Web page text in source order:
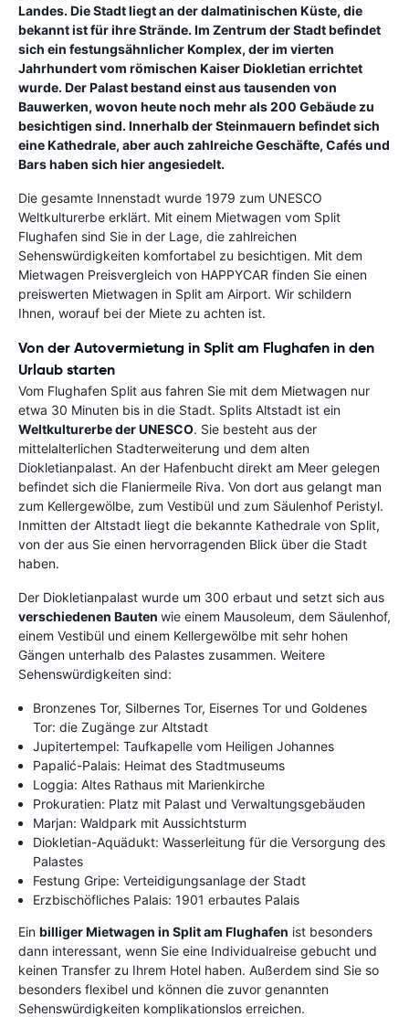
Landes. Die Stadt liegt an der dalmatinischen Küste, die
bekannt ist für ihre Strände. Im Zentrum der Stadt befindet
sich ein festungsähnlicher Komplex, der im vierten
Jahrhundert vom römischen Kaiser Diokletian errichtet
wurde. Der Palast bestand einst aus tausenden von
Bauwerken, wovon heute noch mehr als 200 Gebäude zu
besichtigen sind. Innerhalb der Steinmauern befindet sich
eine Kathedrale, aber auch zahlreiche Geschäfte, Cafés und
Bars haben sich hier angesiedelt.
Die gesamte Innenstadt wurde 1979 zum UNESCO
Weltkulturerbe erklärt. Mit einem Mietwagen vom Split
Flughafen sind Sie in der Lage, die zahlreichen
Sehenswürdigkeiten komfortabel zu besichtigen. Mit dem
Mietwagen Preisvergleich von HAPPYCAR finden Sie einen
preiswerten Mietwagen in Split am Airport. Wir schildern
Ihnen, worauf bei der Miete zu achten ist.
Von der Autovermietung in Split am Flughafen in den
Urlaub starten
Vom Flughafen Split aus fahren Sie mit dem Mietwagen nur
etwa 30 Minuten bis in die Stadt. Splits Altstadt ist ein
Weltkulturerbe der UNESCO. Sie besteht aus der
mittelalterlichen Stadterweiterung und dem alten
Diokletianpalast. An der Hafenbucht direkt am Meer gelegen
befindet sich die Flaniermeile Riva. Von dort aus gelangt man
zum Kellergewölbe, zum Vestibül und zum Säulenhof Peristyl.
Inmitten der Altstadt liegt die bekannte Kathedrale von Split,
von der aus Sie einen hervorragenden Blick über die Stadt
haben.
Der Diokletianpalast wurde um 300 erbaut und setzt sich aus
verschiedenen Bauten wie einem Mausoleum, dem Säulenhof,
einem Vestibül und einem Kellergewölbe mit sehr hohen
Gängen unterhalb des Palastes zusammen. Weitere
Sehenswürdigkeiten sind:
Bronzenes Tor, Silbernes Tor, Eisernes Tor und Goldenes
Tor: die Zugänge zur Altstadt
Jupitertempel: Taufkapelle vom Heiligen Johannes
Papalić-Palais: Heimat des Stadtmuseums
Loggia: Altes Rathaus mit Marienkirche
Prokuratien: Platz mit Palast und Verwaltungsgebäuden
Marjan: Waldpark mit Aussichtsturm
Diokletian-Aquädukt: Wasserleitung für die Versorgung des
Palastes
Festung Gripe: Verteidigungsanlage der Stadt
Erzbischöfliches Palais: 1901 erbautes Palais
Ein billiger Mietwagen in Split am Flughafen ist besonders
dann interessant, wenn Sie eine Individualreise gebucht und
keinen Transfer zu Ihrem Hotel haben. Außerdem sind Sie so
besonders flexibel und können die zuvor genannten
Sehenswürdigkeiten komplikationslos erreichen.